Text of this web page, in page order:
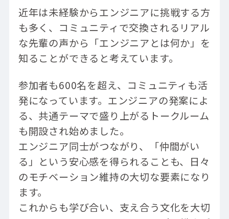
近年は未経験からエンジニアに挑戦する方
も多く、コミュニティで交換されるリアル
な先輩の声から「エンジニアとは何か」を
知ることができると考えています。
参加者も600名を超え、コミュニティも活
発になっています。エンジニアの発案によ
る、共通テーマで盛り上がるトークルーム
も開設され始めました。
エンジニア同士がつながり、「仲間がい
る」という安心感を得られることも、日々
のモチベーション維持の大切な要素になり
ます。
これからも学び合い、支え合う文化を大切